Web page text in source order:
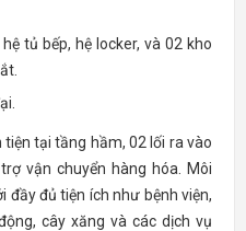
tủ bếp, hệ locker, và 02 kho
tại tầng hầm, 02 lối ra vào
vận chuyển hàng hóa. Môi
đủ tiện ích như bệnh viện,
cây xăng và các dịch vụ